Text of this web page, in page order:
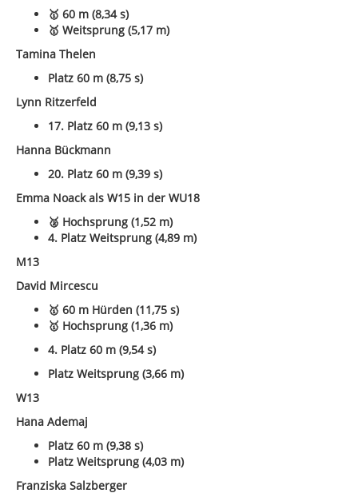
🥇 60 m (8,34 s)
🥇 Weitsprung (5,17 m)
Tamina Thelen
Platz 60 m (8,75 s)
Lynn Ritzerfeld
17. Platz 60 m (9,13 s)
Hanna Bückmann
20. Platz 60 m (9,39 s)
Emma Noack als W15 in der WU18
🥈 Hochsprung (1,52 m)
4. Platz Weitsprung (4,89 m)
M13
David Mircescu
🥇 60 m Hürden (11,75 s)
🥇 Hochsprung (1,36 m)
4. Platz 60 m (9,54 s)
Platz Weitsprung (3,66 m)
W13
Hana Ademaj
Platz 60 m (9,38 s)
Platz Weitsprung (4,03 m)
Franziska Salzberger